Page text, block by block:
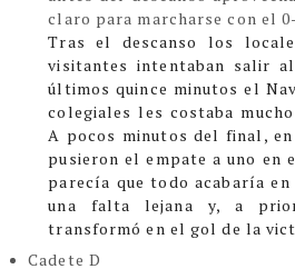
claro para marcharse con el
Tras el descanso los
visitantes intentaban salir
últimos quince minutos el
colegiales les costaba
A pocos minutos del final,
pusieron el empate a uno en
parecía que todo acabaría
una falta lejana y, a
transformó en el gol de la
Cadete D